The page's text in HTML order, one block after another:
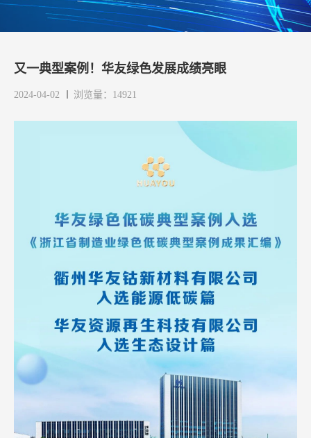
又一典型案例！华友绿色发展成绩亮眼
2024-04-02 浏览量：14921